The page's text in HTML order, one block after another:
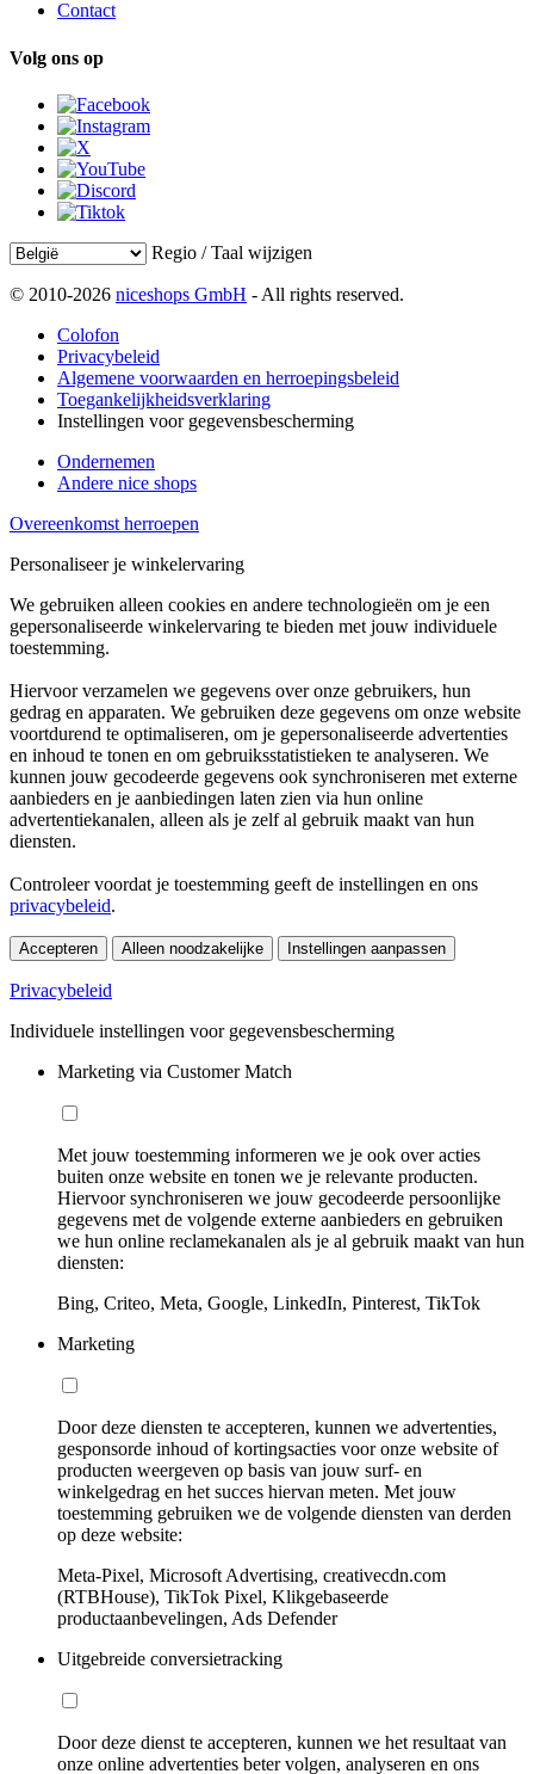
Contact
Volg ons op
Regio / Taal wijzigen
© 2010-2026 niceshops GmbH - All rights reserved.
Colofon
Privacybeleid
Algemene voorwaarden en herroepingsbeleid
Toegankelijkheidsverklaring
Instellingen voor gegevensbescherming
Ondernemen
Andere nice shops
Overeenkomst herroepen
Personaliseer je winkelervaring
We gebruiken alleen cookies en andere technologieën om je een
gepersonaliseerde winkelervaring te bieden met jouw individuele
toestemming.
Hiervoor verzamelen we gegevens over onze gebruikers, hun
gedrag en apparaten. We gebruiken deze gegevens om onze website
voortdurend te optimaliseren, om je gepersonaliseerde advertenties
en inhoud te tonen en om gebruiksstatistieken te analyseren. We
kunnen jouw gecodeerde gegevens ook synchroniseren met externe
aanbieders en je aanbiedingen laten zien via hun online
advertentiekanalen, alleen als je zelf al gebruik maakt van hun
diensten.
Controleer voordat je toestemming geeft de instellingen en ons
privacybeleid.
Accepteren Alleen noodzakelijke Instellingen aanpassen
Privacybeleid
Individuele instellingen voor gegevensbescherming
Marketing via Customer Match
Met jouw toestemming informeren we je ook over acties
buiten onze website en tonen we je relevante producten.
Hiervoor synchroniseren we jouw gecodeerde persoonlijke
gegevens met de volgende externe aanbieders en gebruiken
we hun online reclamekanalen als je al gebruik maakt van hun
diensten:
Bing, Criteo, Meta, Google, LinkedIn, Pinterest, TikTok
Marketing
Door deze diensten te accepteren, kunnen we advertenties,
gesponsorde inhoud of kortingsacties voor onze website of
producten weergeven op basis van jouw surf- en
winkelgedrag en het succes hiervan meten. Met jouw
toestemming gebruiken we de volgende diensten van derden
op deze website:
Meta-Pixel, Microsoft Advertising, creativecdn.com
(RTBHouse), TikTok Pixel, Klikgebaseerde
productaanbevelingen, Ads Defender
Uitgebreide conversietracking
Door deze dienst te accepteren, kunnen we het resultaat van
onze online advertenties beter volgen, analyseren en ons